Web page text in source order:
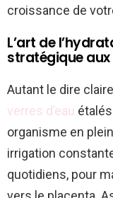
croissance de
L’art de
stratégique
Autant le dire
verres d’eau
organisme en
irrigation
quotidiens, pour